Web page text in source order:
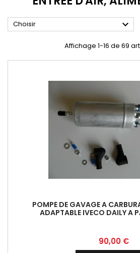
Choisir 
Affichage 1-16 de 69
POMPE DE GAVAGE A
ADAPTABLE IVECO DAILY A
Prix
90,00 €